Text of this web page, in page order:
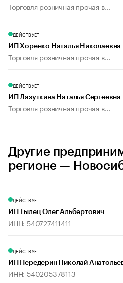
Торговля розничная прочая в...
ДЕЙСТВУЕТ
ИП Хоренко Наталья Николаевна
Торговля розничная прочая в...
ДЕЙСТВУЕТ
ИП Лазуткина Наталья Сергеевна
Торговля розничная прочая в...
Другие
регионе —
ДЕЙСТВУЕТ
ИП Тылец Олег Альбертович
ИНН: 540727411411
ДЕЙСТВУЕТ
ИП Передерин Николай
ИНН: 540205378113